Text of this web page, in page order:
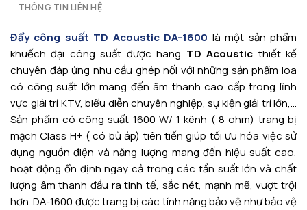
THÔNG TIN LIÊN HỆ
Đẩy công suất TD Acoustic DA-1600 là một sản phẩm
khuếch đại công suất được hãng TD Acoustic thiết kế
chuyên đáp ứng nhu cầu ghép nối với những sản phẩm loa
có công suất lớn mang đến âm thanh cao cấp trong lĩnh
vực giải trí KTV, biểu diễn chuyên nghiệp, sự kiện giải trí lớn,…
Sản phẩm có công suất 1600 W/ 1 kênh ( 8 ohm) trang bị
mạch Class H+ ( có bù áp) tiên tiến giúp tối ưu hóa việc sử
dụng nguồn điện và năng lượng mang đến hiệu suất cao,
hoạt động ổn định ngay cả trong các tần suất lớn và chất
lượng âm thanh đầu ra tinh tế, sắc nét, mạnh mẽ, vượt trội
hơn. DA-1600 được trang bị các tính năng bảo vệ như bảo vệ